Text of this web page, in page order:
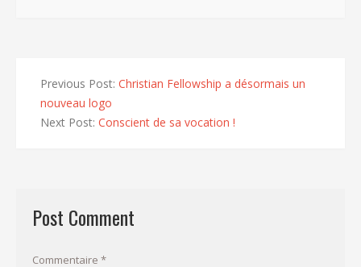
Previous Post: Christian Fellowship a désormais un
nouveau logo
Next Post: Conscient de sa vocation !
Post Comment
Commentaire *